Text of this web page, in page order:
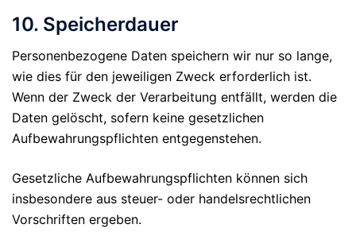
10. Speicherdauer
Personenbezogene Daten speichern wir nur so lange,
wie dies für den jeweiligen Zweck erforderlich ist.
Wenn der Zweck der Verarbeitung entfällt, werden die
Daten gelöscht, sofern keine gesetzlichen
Aufbewahrungspflichten entgegenstehen.
Gesetzliche Aufbewahrungspflichten können sich
insbesondere aus steuer- oder handelsrechtlichen
Vorschriften ergeben.